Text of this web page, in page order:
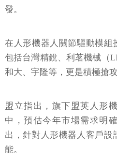
發。
在人形機器人關節驅動模組
包括台灣精銳、利茗機械（
和大、宇隆等，更是積極搶攻
盟立指出，旗下盟英人形
中，預估今年市場需求明
出，針對人形機器人客戶設
能。